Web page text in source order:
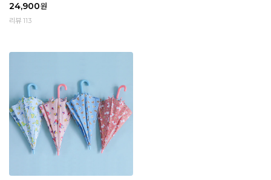
24,900원
리뷰 113